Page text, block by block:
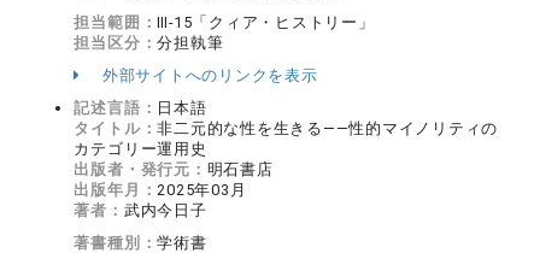
担当範囲：Ⅲ-15「クィア・ヒストリー」
担当区分：分担執筆
外部サイトへのリンクを表示
記述言語： 日本語
タイトル：非二元的な性を生きる――性的マイノリティの
カテゴリー運用史
出版者・発行元： 明石書店
出版年月：2025年03月
著者： 武内今日子
著書種別：学術書